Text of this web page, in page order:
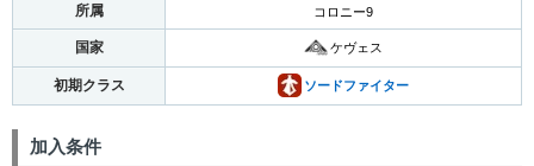
所属 コロニー9
国家 ケヴェス
初期クラス ソードファイター
加入条件